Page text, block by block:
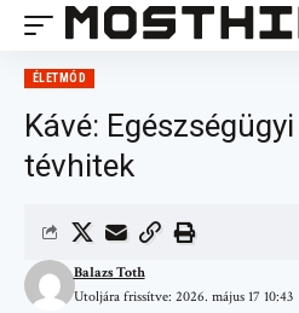
ÉLETMÓD
Kávé:
tévhitek
Utoljára frissítve: 2026. május 17 10:43
Balazs Toth